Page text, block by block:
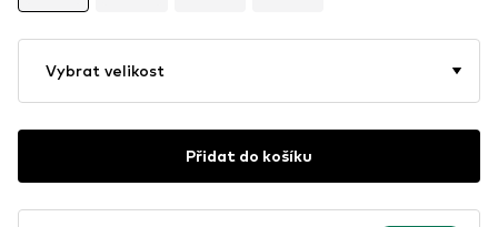
Vybrat velikost
Přidat do košíku